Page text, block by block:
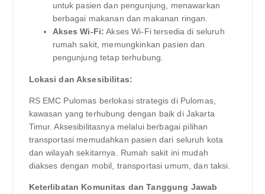
untuk pasien dan pengunjung, menawarkan
berbagai makanan dan makanan ringan.
Akses Wi-Fi: Akses Wi-Fi tersedia di seluruh
rumah sakit, memungkinkan pasien dan
pengunjung tetap terhubung.
Lokasi dan Aksesibilitas:
RS EMC Pulomas berlokasi strategis di Pulomas,
kawasan yang terhubung dengan baik di Jakarta
Timur. Aksesibilitasnya melalui berbagai pilihan
transportasi memudahkan pasien dari seluruh kota
dan wilayah sekitarnya. Rumah sakit ini mudah
diakses dengan mobil, transportasi umum, dan taksi.
Keterlibatan Komunitas dan Tanggung Jawab